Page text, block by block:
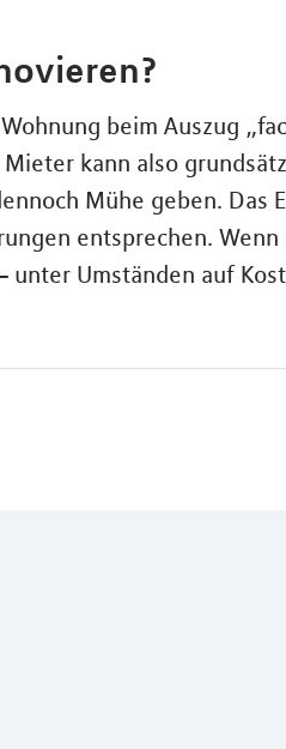
beim Auszug
kann also
Mühe geben. Das
entsprechen.
unter Umständen auf